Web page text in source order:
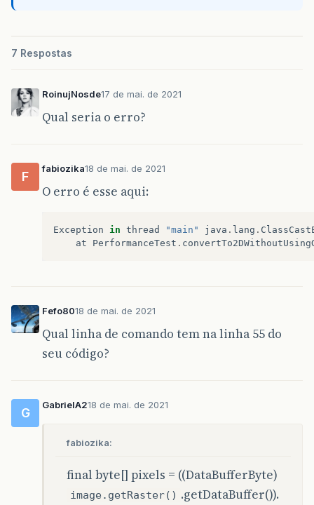
7 Respostas
RoinujNosde17 de mai. de 2021
Qual seria o erro?
F
fabiozika18 de mai. de 2021
O erro é esse aqui:
Exception in thread "main" java . lang .
at
PerformanceTest .
Fefo8018 de mai. de 2021
Qual linha de comando tem na linha 55 do
seu código?
G
GabrielA218 de mai. de 2021
fabiozika:
final byte[] pixels = ((DataBufferByte)
image.getRaster() .getDataBuffer()).